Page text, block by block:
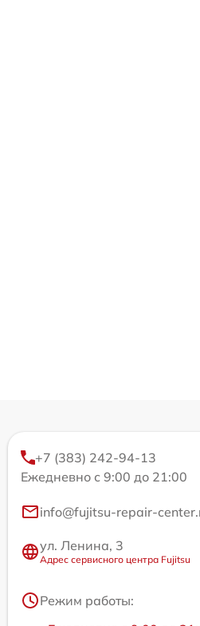
+7 (383) 242-94-13
Ежедневно с 9:00 до 21:00
info@fujitsu-repair-
ул. Ленина, 3
Адрес сервисного центра Fujitsu
Режим работы: